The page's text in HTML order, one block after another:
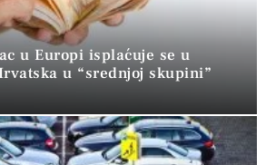
u Europi isplaćuje se u
u “srednjoj skupini”